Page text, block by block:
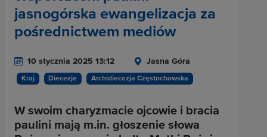
jasnogórska ewangelizacja za
pośrednictwem mediów
10 stycznia 2025 13:12 Jasna Góra
Kraj Diecezje Archidiecezja Częstochowska
W swoim charyzmacie ojcowie i bracia
paulini mają m.in. głoszenie słowa